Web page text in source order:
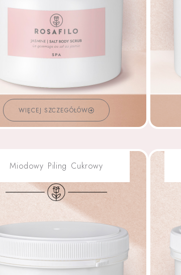
WIĘCEJ SZCZEGÓŁÓW
Miodowy Piling Cukrowy